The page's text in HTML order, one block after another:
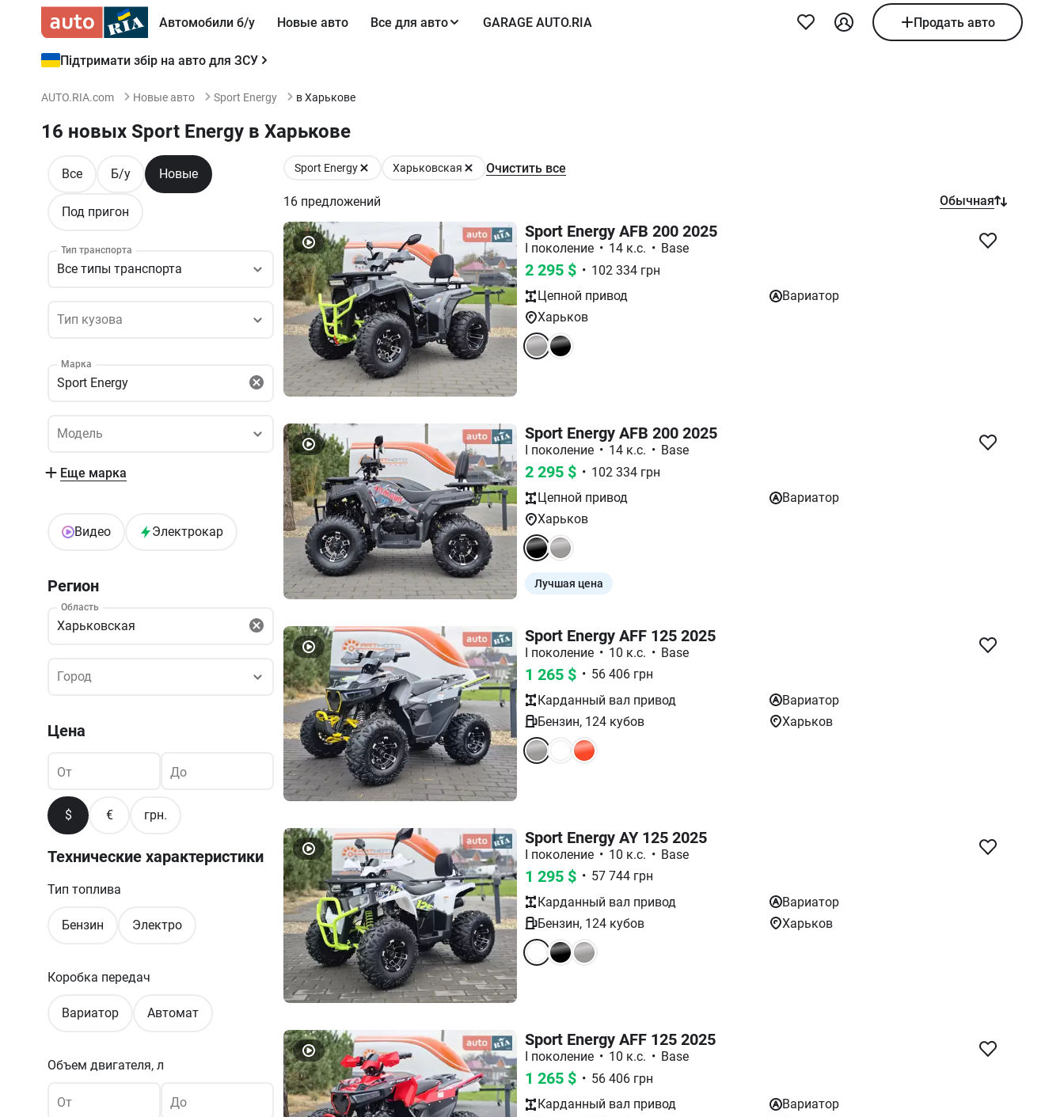
Автомобили б/у Новые авто Все для авто GARAGE AUTO.RIA Продать авто
Підтримати збір на авто для ЗСУ
AUTO.RIA.com Новые авто Sport Energy в Харькове
16 новых Sport Energy в Харькове
Все Б/у Новые
Под пригон
Тип транспорта
Все типы транспорта
Тип кузова
Тип кузова
Марка
Sport Energy
Модель
Модель
Еще марка
Видео Электрокар
Регион
Область
Харьковская
Город
Город
Цена
От До
$ € грн.
Технические характеристики
Тип топлива
Бензин Электро
Коробка передач
Вариатор Автомат
Объем двигателя, л
От До
Sport Energy Харьковская Очистить все
16 предложений Обычная
Sport Energy AFB 200 2025
I поколение • 14 к.с. • Base
2 295 $ • 102 334 грн
Цепной привод
Вариатор
Харьков
Sport Energy AFB 200 2025
I поколение • 14 к.с. • Base
2 295 $ • 102 334 грн
Цепной привод
Вариатор
Харьков
Лучшая цена
Sport Energy AFF 125 2025
I поколение • 10 к.с. • Base
1 265 $ • 56 406 грн
Карданный вал привод
Вариатор
Бензин, 124 кубов Харьков
Sport Energy AY 125 2025
I поколение • 10 к.с. • Base
1 295 $ • 57 744 грн
Карданный вал привод
Вариатор
Бензин, 124 кубов Харьков
Sport Energy AFF 125 2025
I поколение • 10 к.с. • Base
1 265 $ • 56 406 грн
Карданный вал привод
Вариатор